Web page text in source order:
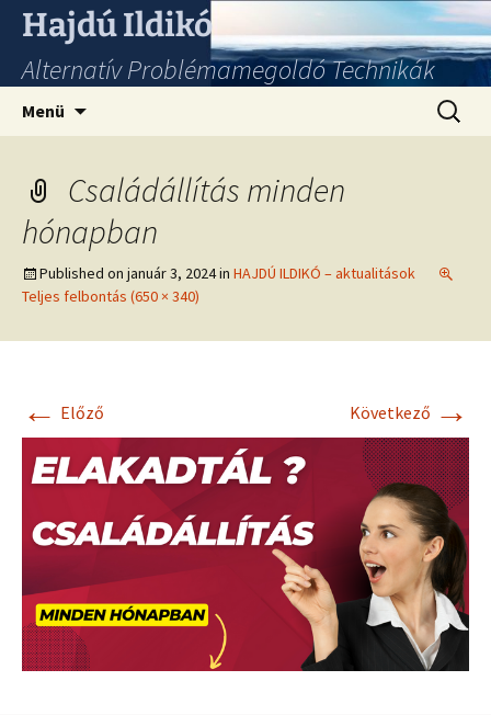
Hajdú Ildikó
Alternatív Problémamegoldó Technikák
Menü
Családállítás minden
hónapban
Published on január 3, 2024in HAJDÚ ILDIKÓ – aktualitások
Teljes felbontás (650 × 340)
← Előző Következő →